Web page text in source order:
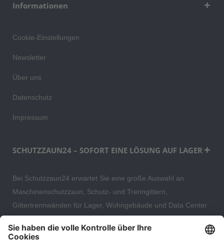
Informationen
Cookie-Einstellungen
Newsletter
Über uns
Datenschutz
Impressum
SCHUTZZAUN24 – SOFORT EINE LÖSUNG AUF LAGER
Bei Schutzzaun24 erwartet Sie eine große Auswahl an
Maschinenschutzzaun, Schutz- und Trenngittern,
Gittertrennwänden für Lager, Wohngebäude und Data Center
hochwertige Gartenzäune und Zaunsysteme für die sichere